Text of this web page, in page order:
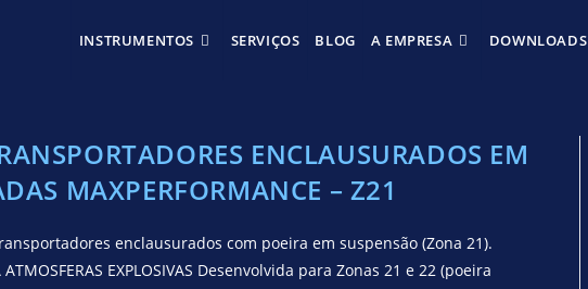
INSTRUMENTOS SERVIÇOS BLOG A EMPRESA DOWNLOADS
ENCLAUSURADOS EM
MAXPERFORMANCE – Z21
enclausurados com poeira em suspensão (Zona 21).
ATMOSFERAS EXPLOSIVAS Desenvolvida para Zonas 21 e 22 (poeira